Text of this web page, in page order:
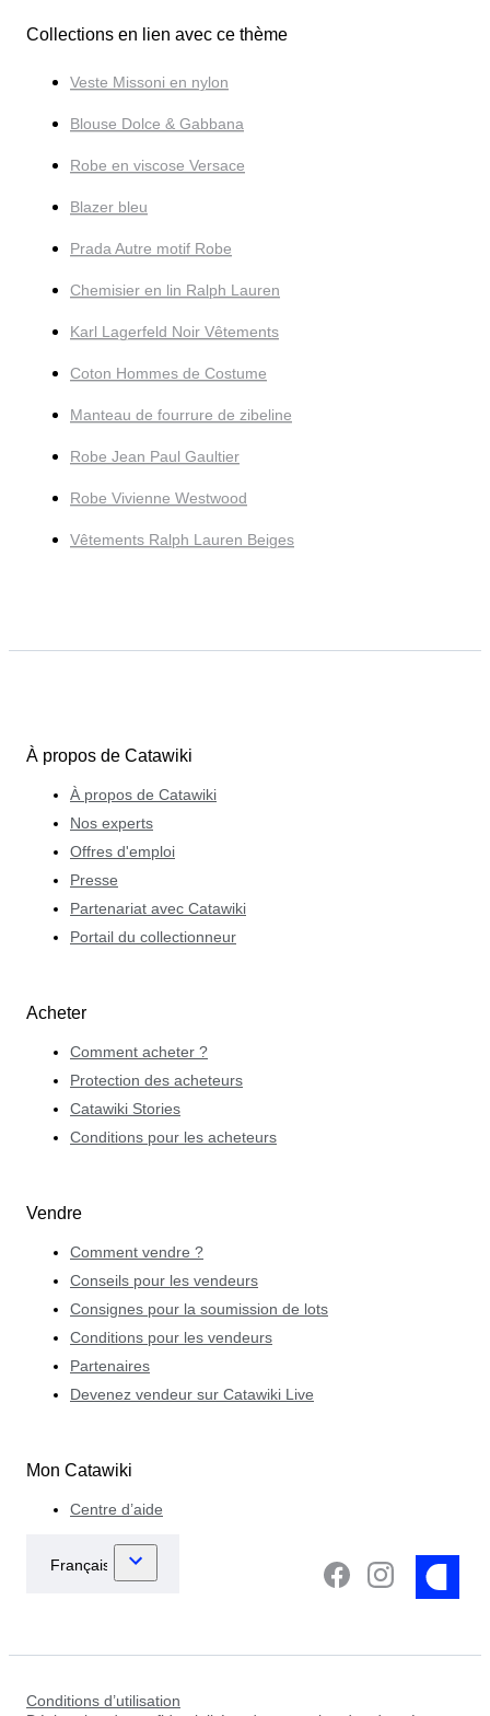
Collections en lien avec ce thème
Veste Missoni en nylon
Blouse Dolce & Gabbana
Robe en viscose Versace
Blazer bleu
Prada Autre motif Robe
Chemisier en lin Ralph Lauren
Karl Lagerfeld Noir Vêtements
Coton Hommes de Costume
Manteau de fourrure de zibeline
Robe Jean Paul Gaultier
Robe Vivienne Westwood
Vêtements Ralph Lauren Beiges
À propos de Catawiki
À propos de Catawiki
Nos experts
Offres d'emploi
Presse
Partenariat avec Catawiki
Portail du collectionneur
Acheter
Comment acheter ?
Protection des acheteurs
Catawiki Stories
Conditions pour les acheteurs
Vendre
Comment vendre ?
Conseils pour les vendeurs
Consignes pour la soumission de lots
Conditions pour les vendeurs
Partenaires
Devenez vendeur sur Catawiki Live
Mon Catawiki
Centre d’aide
Conditions d’utilisation